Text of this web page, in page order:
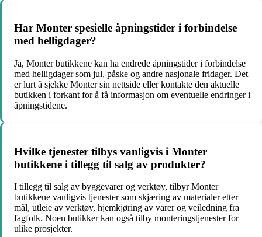
Har Monter spesielle åpningstider i forbindelse
med helligdager?
Ja, Monter butikkene kan ha endrede åpningstider i forbindelse
med helligdager som jul, påske og andre nasjonale fridager. Det
er lurt å sjekke Monter sin nettside eller kontakte den aktuelle
butikken i forkant for å få informasjon om eventuelle endringer i
åpningstidene.
Hvilke tjenester tilbys vanligvis i Monter
butikkene i tillegg til salg av produkter?
I tillegg til salg av byggevarer og verktøy, tilbyr Monter
butikkene vanligvis tjenester som skjæring av materialer etter
mål, utleie av verktøy, hjemkjøring av varer og veiledning fra
fagfolk. Noen butikker kan også tilby monteringstjenester for
ulike prosjekter.